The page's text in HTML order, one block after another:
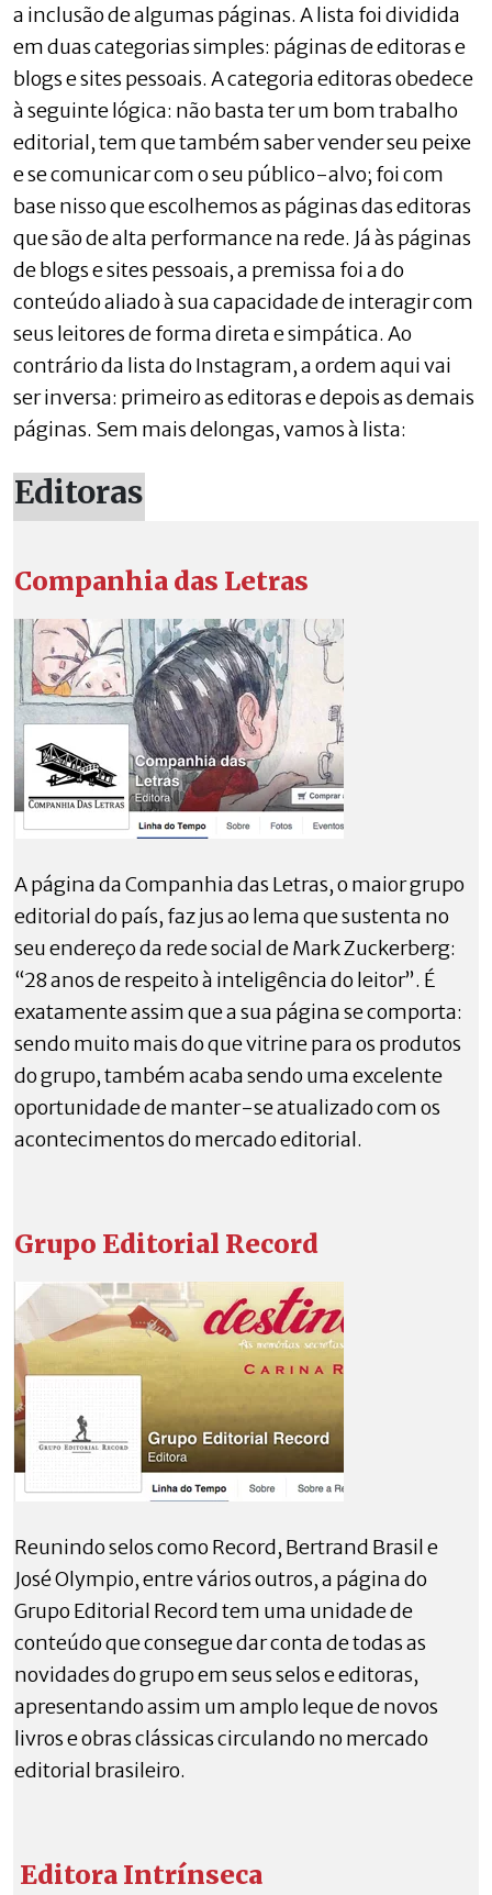
a inclusão de algumas páginas. A lista foi dividida
em duas categorias simples: páginas de editoras e
blogs e sites pessoais. A categoria editoras obedece
à seguinte lógica: não basta ter um bom trabalho
editorial, tem que também saber vender seu peixe
e se comunicar com o seu público-alvo; foi com
base nisso que escolhemos as páginas das editoras
que são de alta performance na rede. Já às páginas
de blogs e sites pessoais, a premissa foi a do
conteúdo aliado à sua capacidade de interagir com
seus leitores de forma direta e simpática. Ao
contrário da lista do Instagram, a ordem aqui vai
ser inversa: primeiro as editoras e depois as demais
páginas. Sem mais delongas, vamos à lista:
Editoras
Companhia das Letras
A página da Companhia das Letras, o maior grupo
editorial do país, faz jus ao lema que sustenta no
seu endereço da rede social de Mark Zuckerberg:
“28 anos de respeito à inteligência do leitor”. É
exatamente assim que a sua página se comporta:
sendo muito mais do que vitrine para os produtos
do grupo, também acaba sendo uma excelente
oportunidade de manter-se atualizado com os
acontecimentos do mercado editorial.
Grupo Editorial Record
Reunindo selos como Record, Bertrand Brasil e
José Olympio, entre vários outros, a página do
Grupo Editorial Record tem uma unidade de
conteúdo que consegue dar conta de todas as
novidades do grupo em seus selos e editoras,
apresentando assim um amplo leque de novos
livros e obras clássicas circulando no mercado
editorial brasileiro.
Editora Intrínseca